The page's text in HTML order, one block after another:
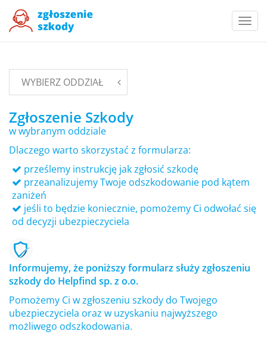
WYBIERZ ODDZIAŁ
Zgłoszenie Szkody
w wybranym oddziale
Dlaczego warto skorzystać z formularza:
prześlemy instrukcję jak zgłosić szkodę
przeanalizujemy Twoje odszkodowanie pod kątem
zaniżeń
jeśli to będzie koniecznie, pomożemy Ci odwołać się
od decyzji ubezpieczyciela
Informujemy, że poniższy formularz służy zgłoszeniu
szkody do Helpfind sp. z o.o.
Pomożemy Ci w zgłoszeniu szkody do Twojego
ubezpieczyciela oraz w uzyskaniu najwyższego
możliwego odszkodowania.